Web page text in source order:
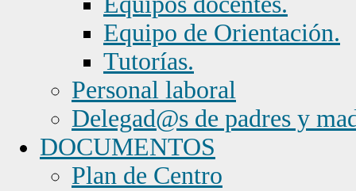
Equipo de Orientación.
Tutorías.
Personal laboral
Delegad@s de padres y
DOCUMENTOS
Plan de Centro